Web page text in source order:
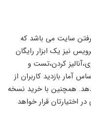
سایت می باشد که
نیز یک ابزار رایگان
کردن،تست و
آمار بازدید کاربران از
همچنین با خرید نسخه
اختیارتان قرار خواهد